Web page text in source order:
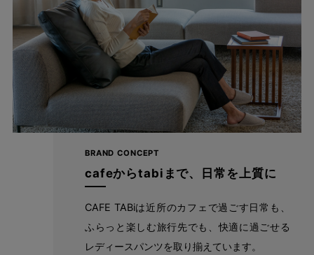
1本の糸から、そして1枚の生地から、多くの職人の手によっ
てCAFE TABiのレディースパンツはできあがっています。
ハイクオリティなパターンと丁寧な縫製でもっと美しく。や
りたいことを妨げず、好きなことを目一杯楽しめる、1日中
詳しくはこちら
BRAND CONCEPT
cafeからtabiまで、日常を上質に
CAFE TABiは近所のカフェで過ごす日常も、
ふらっと楽しむ旅行先でも、快適に過ごせる
レディースパンツを取り揃えています。